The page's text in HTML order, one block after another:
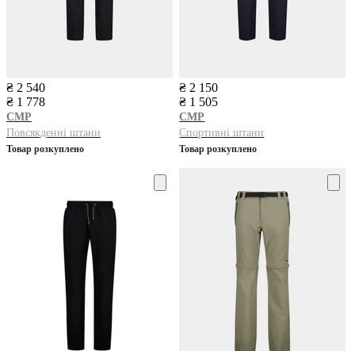
₴ 2 540
₴ 1 778
CMP
Повсякденні штани
Товар розкуплено
₴ 2 150
₴ 1 505
CMP
Спортивні штани
Товар розкуплено